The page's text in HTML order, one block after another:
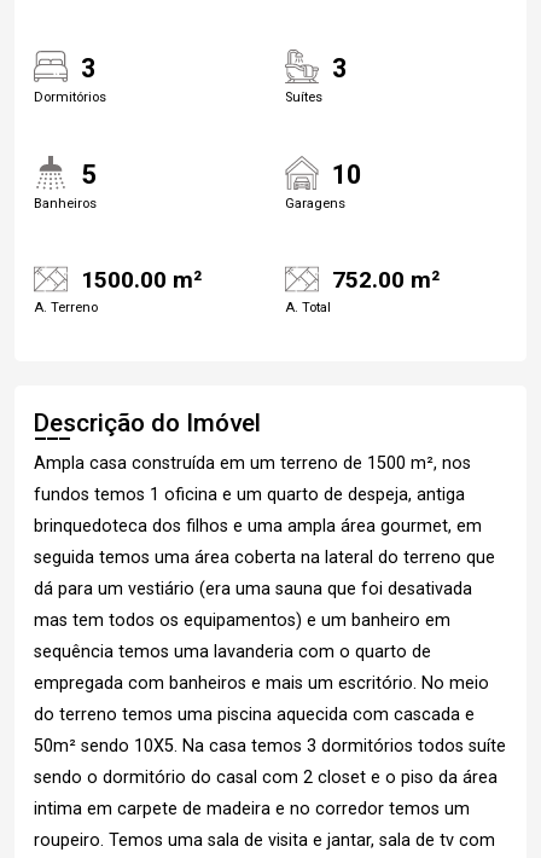
3
Dormitórios
3
Suítes
5
Banheiros
10
Garagens
1500.00 m²
A. Terreno
752.00 m²
A. Total
Descrição do Imóvel
Ampla casa construída em um terreno de 1500 m², nos
fundos temos 1 oficina e um quarto de despeja, antiga
brinquedoteca dos filhos e uma ampla área gourmet, em
seguida temos uma área coberta na lateral do terreno que
dá para um vestiário (era uma sauna que foi desativada
mas tem todos os equipamentos) e um banheiro em
sequência temos uma lavanderia com o quarto de
empregada com banheiros e mais um escritório. No meio
do terreno temos uma piscina aquecida com cascada e
50m² sendo 10X5. Na casa temos 3 dormitórios todos suíte
sendo o dormitório do casal com 2 closet e o piso da área
intima em carpete de madeira e no corredor temos um
roupeiro. Temos uma sala de visita e jantar, sala de tv com